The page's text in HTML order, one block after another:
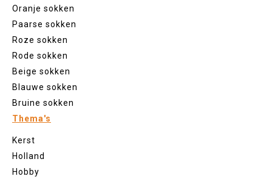
Oranje sokken
Paarse sokken
Roze sokken
Rode sokken
Beige sokken
Blauwe sokken
Bruine sokken
Thema's
Kerst
Holland
Hobby